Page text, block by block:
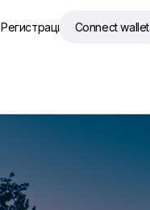
Регистрация Connect wallet